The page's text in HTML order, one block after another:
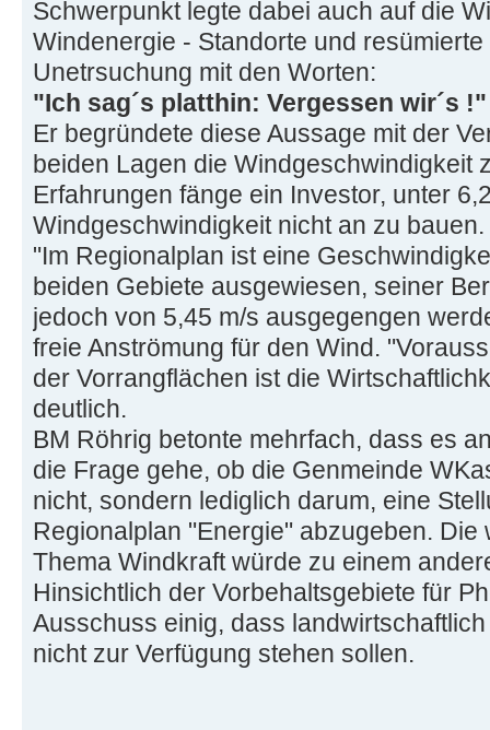
Schwerpunkt legte dabei auch auf die
Windenergie - Standorte und resümierte
Unetrsuchung mit den Worten:
"Ich sag´s platthin: Vergessen wir´s !"
Er begründete diese Aussage mit der
beiden Lagen die Windgeschwindigkeit
Erfahrungen fänge ein Investor, unter
Windgeschwindigkeit nicht an zu bauen.
"Im Regionalplan ist eine
beiden Gebiete ausgewiesen, seiner
jedoch von 5,45 m/s ausgegengen
freie Anströmung für den Wind.
der Vorrangflächen ist die
deutlich.
BM Röhrig betonte mehrfach, dass es
die Frage gehe, ob die Genmeinde
nicht, sondern lediglich darum, eine
Regionalplan "Energie" abzugeben.
Thema Windkraft würde zu einem
Hinsichtlich der Vorbehaltsgebiete für
Ausschuss einig, dass
nicht zur Verfügung stehen sollen.